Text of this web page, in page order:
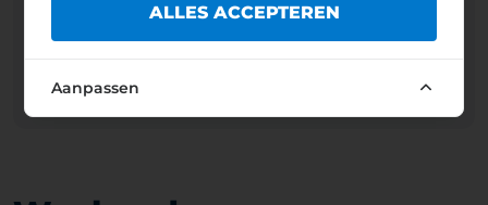
08:00 – 17:00
Weekend
Gratis
Feestdagen
Gratis
Beheerder: HATVAN VÁROS ÖNKORMÁNYZATA
ALLES ACCEPTEREN
Aanpassen